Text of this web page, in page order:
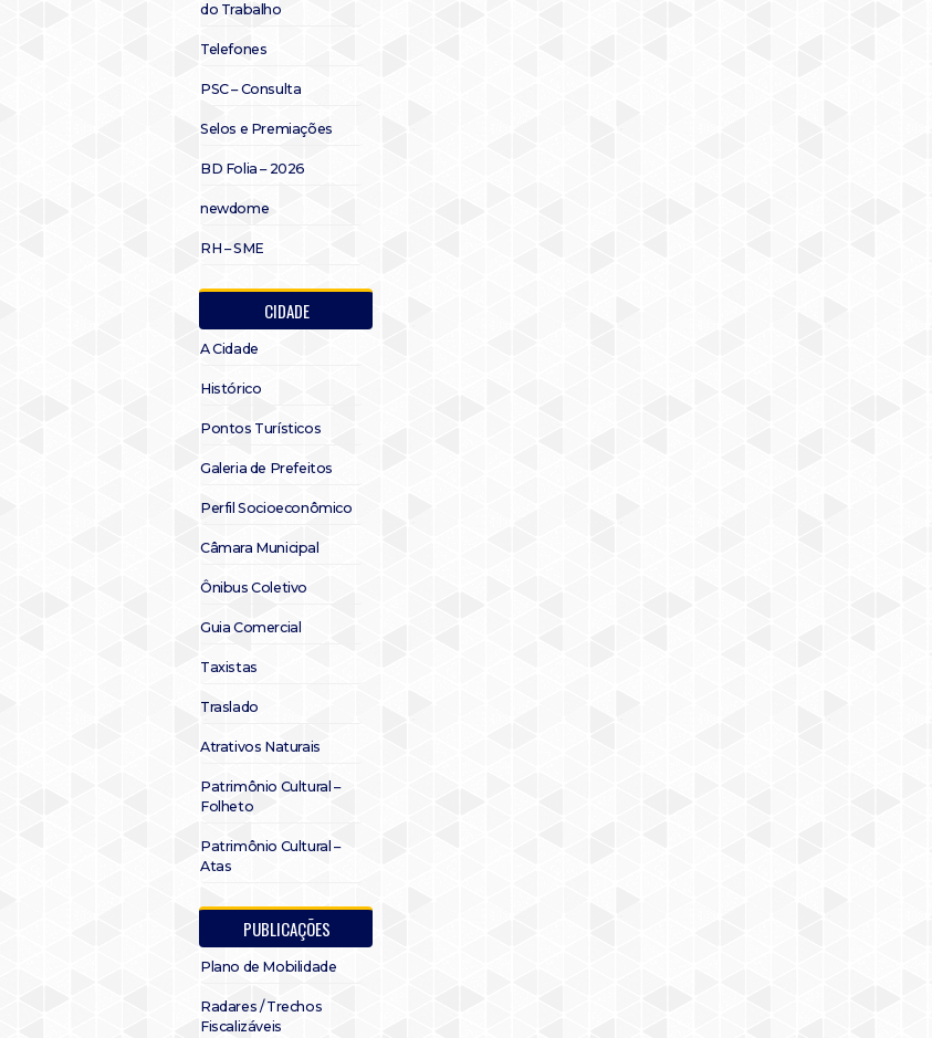
do Trabalho
Telefones
PSC – Consulta
Selos e Premiações
BD Folia – 2026
newdome
RH – SME
CIDADE
A Cidade
Histórico
Pontos Turísticos
Galeria de Prefeitos
Perfil Socioeconômico
Câmara Municipal
Ônibus Coletivo
Guia Comercial
Taxistas
Traslado
Atrativos Naturais
Patrimônio Cultural –
Folheto
Patrimônio Cultural –
Atas
PUBLICAÇÕES
Plano de Mobilidade
Radares / Trechos
Fiscalizáveis